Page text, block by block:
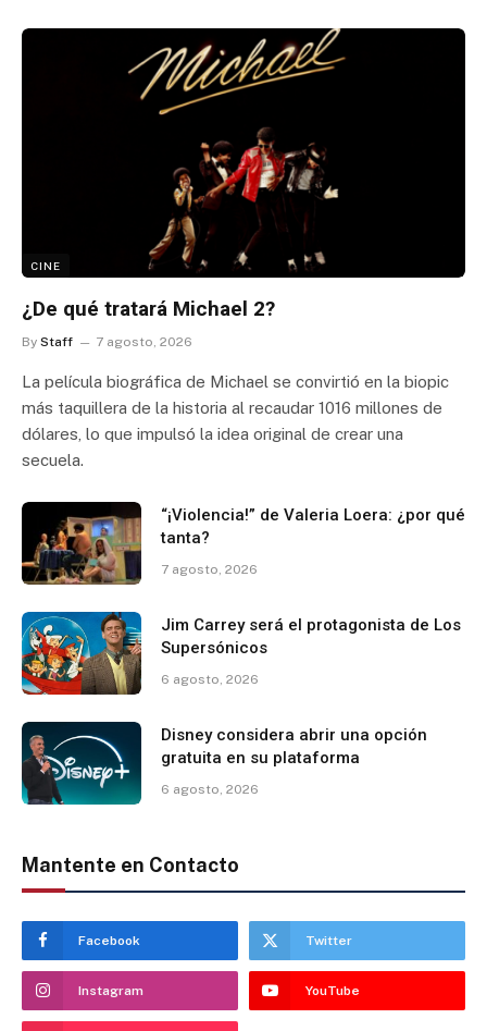
CINE
¿De qué tratará Michael 2?
By Staff 7 agosto, 2026
La película biográfica de Michael se convirtió en la biopic
más taquillera de la historia al recaudar 1016 millones de
dólares, lo que impulsó la idea original de crear una
secuela.
“¡Violencia!” de Valeria Loera: ¿por qué
tanta?
7 agosto, 2026
Jim Carrey será el protagonista de Los
Supersónicos
6 agosto, 2026
Disney considera abrir una opción
gratuita en su plataforma
6 agosto, 2026
Mantente en Contacto
Facebook Twitter
Instagram YouTube